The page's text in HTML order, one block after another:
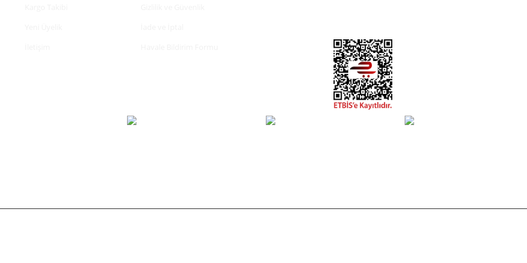
ile korunmaktadır.